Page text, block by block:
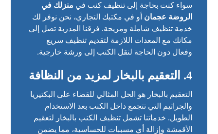
سواء كنت بحاجة إلى تنظيف كنب في منزلك في
الروضة عجمان أو في مكتبك التجاري، نحن نوفر لك
خدمة تنظيف شاملة ومريحة. فرقنا المدربة تصل إلى
مكانك مع المعدات اللازمة لتقديم تنظيف سريع
وفعال دون الحاجة لنقل الكنب إلى ورشة خارجية.
4. التعقيم بالبخار لمزيد من النظافة
التعقيم بالبخار هو الحل المثالي للقضاء على البكتيريا
والجراثيم التي تتجمع داخل الكنب بعد الاستخدام
الطويل. خدماتنا تشمل تنظيف الكنب بالبخار لتعقيم
الأقمشة وإزالة أي مسببات للحساسية، مما يضمن